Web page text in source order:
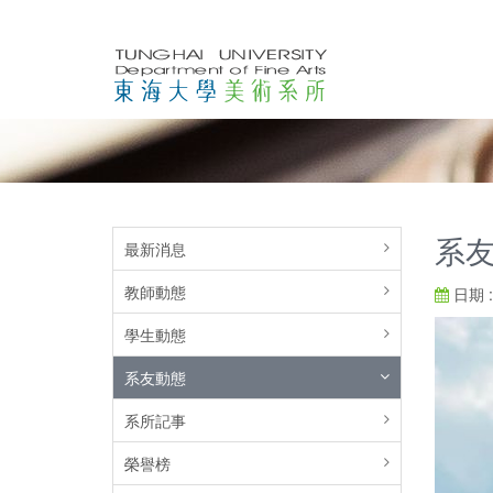
最新消息
教師動態
學生動態
系友動態
系所記事
榮譽榜
系
日期